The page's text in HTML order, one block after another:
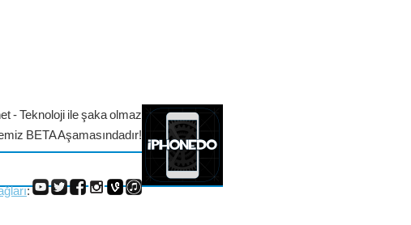
- Teknoloji ile şaka olmaz
BETA Aşamasındadır!
: